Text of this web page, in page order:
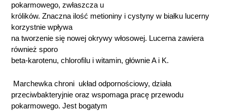
pokarmowego, zwłaszcza u
królików. Znaczna ilość metioniny i cystyny w białku lucerny
korzystnie wpływa
na tworzenie się nowej okrywy włosowej. Lucerna zawiera
również sporo
beta-karotenu, chlorofilu i witamin, głównie A i K.
Marchewka chroni układ odpornościowy, działa
przeciwbakteryjnie oraz wspomaga pracę przewodu
pokarmowego. Jest bogatym